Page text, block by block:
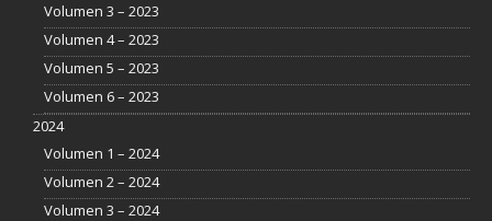
Volumen 3 – 2023
Volumen 4 – 2023
Volumen 5 – 2023
Volumen 6 – 2023
2024
Volumen 1 – 2024
Volumen 2 – 2024
Volumen 3 – 2024